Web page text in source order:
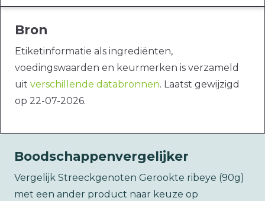
Bron
Etiketinformatie als ingrediënten,
voedingswaarden en keurmerken is verzameld
uit verschillende databronnen. Laatst gewijzigd
op 22-07-2026.
Boodschappenvergelijker
Vergelijk Streeckgenoten Gerookte ribeye (90g)
met een ander product naar keuze op